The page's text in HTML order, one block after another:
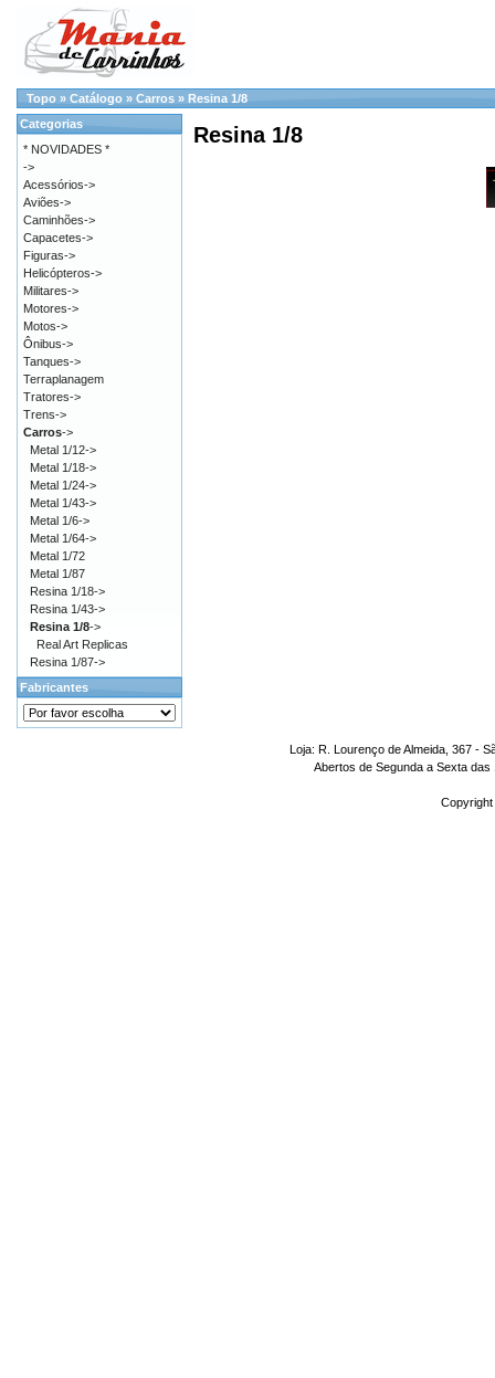
Topo » Catálogo » Carros » Resina 1/8
Resina 1/8
Categorias
* NOVIDADES *
->
Acessórios->
Aviões->
Caminhões->
Capacetes->
Figuras->
Helicópteros->
Militares->
Motores->
Motos->
Ônibus->
Tanques->
Terraplanagem
Tratores->
Trens->
Carros->
Metal 1/12->
Metal 1/18->
Metal 1/24->
Metal 1/43->
Metal 1/6->
Metal 1/64->
Metal 1/72
Metal 1/87
Resina 1/18->
Resina 1/43->
Resina 1/8->
Real Art Replicas
Resina 1/87->
Fabricantes
Loja: R. Lourenço de Almeida, 367 -
Abertos de Segunda a Sexta